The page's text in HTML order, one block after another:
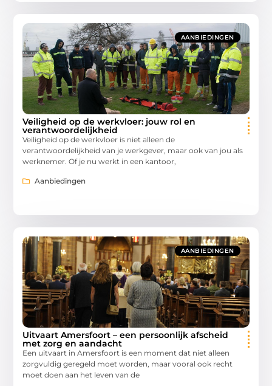
AANBIEDINGEN
Veiligheid op de werkvloer: jouw rol en
verantwoordelijkheid
Veiligheid op de werkvloer is niet alleen de
verantwoordelijkheid van je werkgever, maar ook van jou als
werknemer. Of je nu werkt in een kantoor,
Aanbiedingen
AANBIEDINGEN
Uitvaart Amersfoort – een persoonlijk afscheid
met zorg en aandacht
Een uitvaart in Amersfoort is een moment dat niet alleen
zorgvuldig geregeld moet worden, maar vooral ook recht
moet doen aan het leven van de